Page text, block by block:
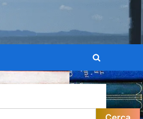
Toggle
search
form